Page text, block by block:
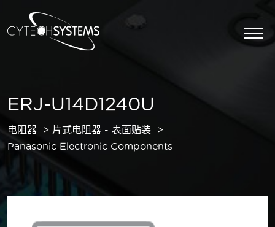
ERJ-U14D1240U
电阻器
片式电阻器 - 表面贴装
Panasonic Electronic Components